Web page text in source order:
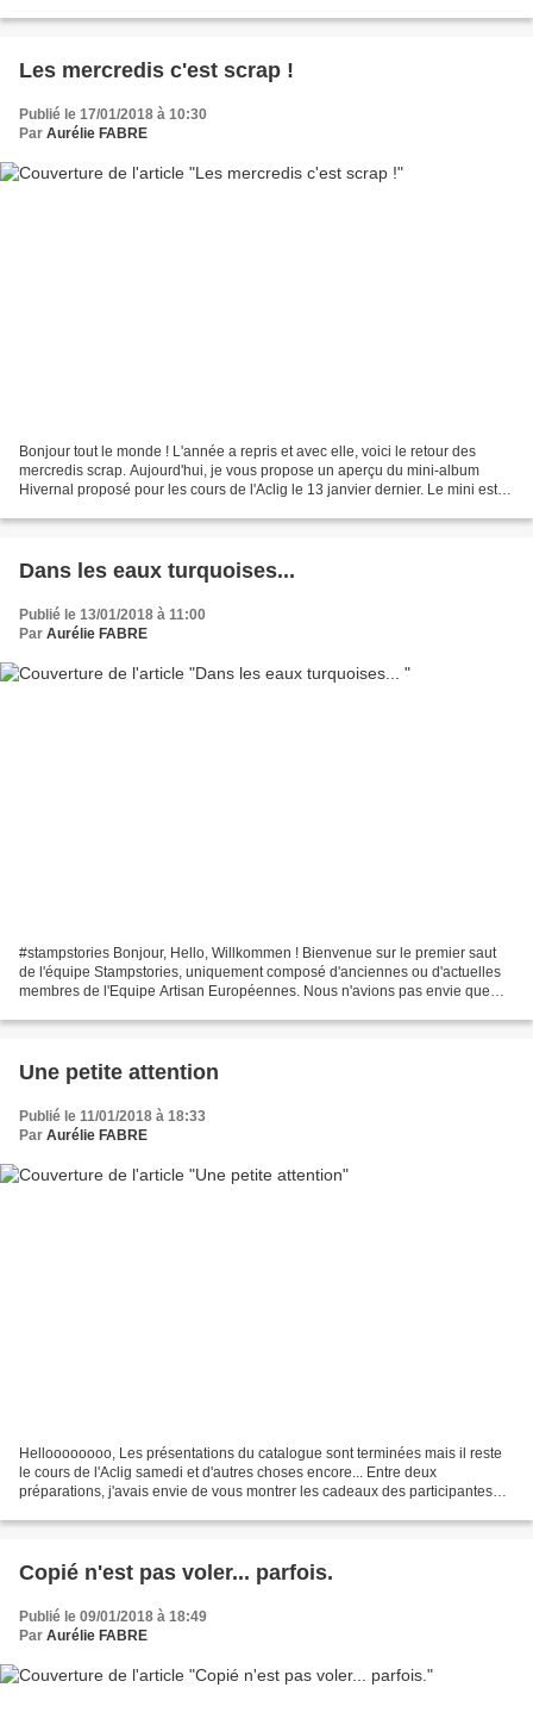
Les mercredis c'est scrap !
Publié le 17/01/2018 à 10:30
Par Aurélie FABRE
Bonjour tout le monde ! L'année a repris et avec elle, voici le retour des
mercredis scrap. Aujourd'hui, je vous propose un aperçu du mini-album
Hivernal proposé pour les cours de l'Aclig le 13 janvier dernier. Le mini est
Dans les eaux turquoises...
Publié le 13/01/2018 à 11:00
Par Aurélie FABRE
#stampstories Bonjour, Hello, Willkommen ! Bienvenue sur le premier saut
de l'équipe Stampstories, uniquement composé d'anciennes ou d'actuelles
membres de l'Equipe Artisan Européennes. Nous n'avions pas envie que
Une petite attention
Publié le 11/01/2018 à 18:33
Par Aurélie FABRE
Helloooooooo, Les présentations du catalogue sont terminées mais il reste
le cours de l'Aclig samedi et d'autres choses encore... Entre deux
préparations, j'avais envie de vous montrer les cadeaux des participantes
Copié n'est pas voler... parfois.
Publié le 09/01/2018 à 18:49
Par Aurélie FABRE